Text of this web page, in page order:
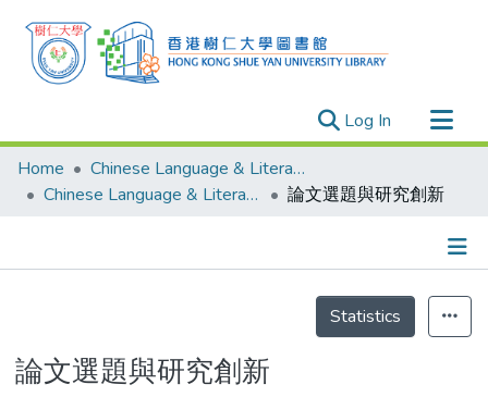
Log In (current)
Research Outputs
Researchers
Projects
Home
Chinese Language & Literature
Chinese Language & Literature - Publication
論文選題與研究創新
Statistics
論文選題與研究創新